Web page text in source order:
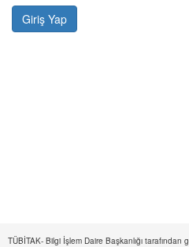
TÜBİTAK- Bilgi İşlem Daire Başkanlığı